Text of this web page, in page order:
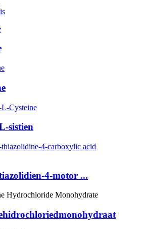
sistien
4-motor ...